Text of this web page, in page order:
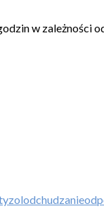
w zależności
odchudzanie